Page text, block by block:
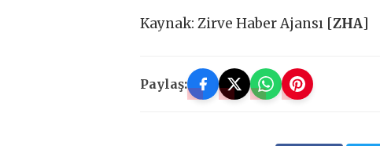
Kaynak: Zirve Haber Ajansı [ZHA]
Paylaş: